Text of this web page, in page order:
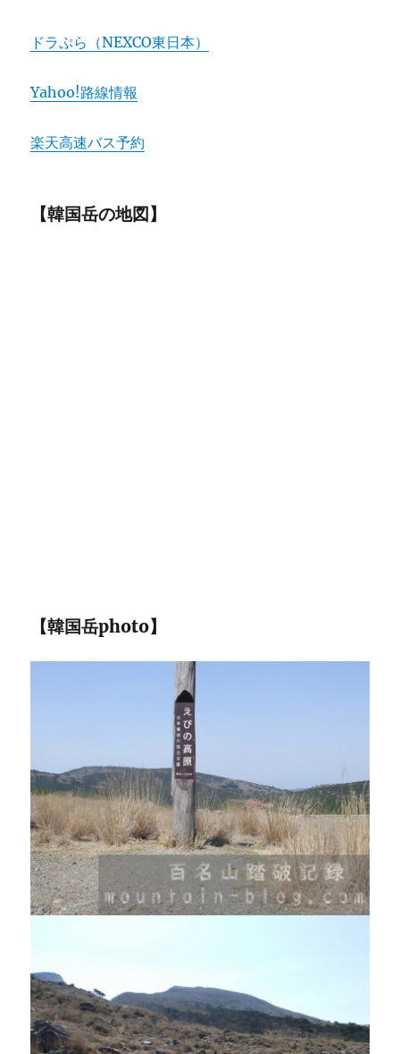
ドラぷら（NEXCO東日本）
Yahoo!路線情報
楽天高速バス予約
【韓国岳の地図】
【韓国岳photo】